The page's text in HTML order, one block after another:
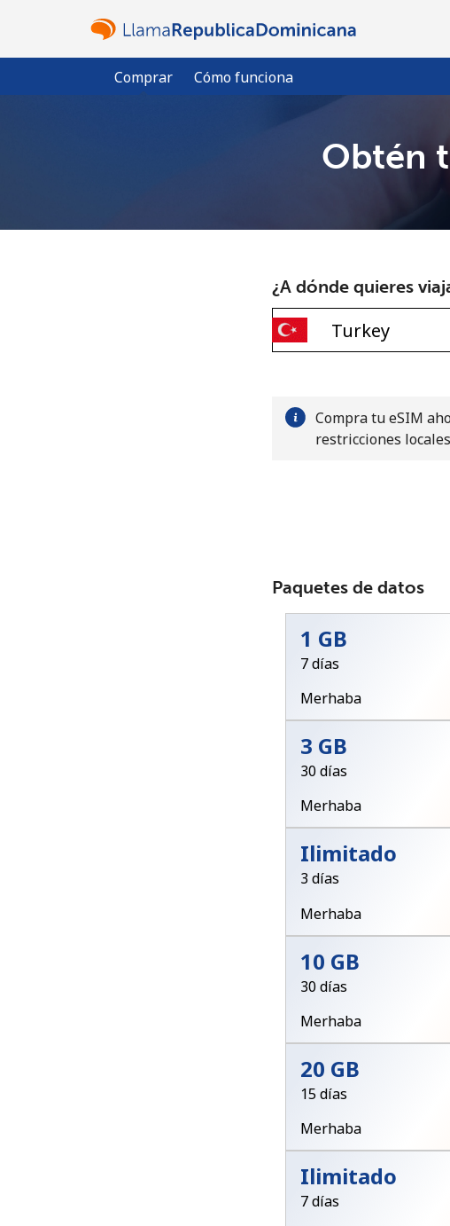
Comprar Cómo funciona
Obtén
¿A dónde quieres
Compra tu eSIM
restricciones
Paquetes de datos
1 GB
7 días
Merhaba
3 GB
30 días
Merhaba
Ilimitado
3 días
Merhaba
10 GB
30 días
Merhaba
20 GB
15 días
Merhaba
Ilimitado
7 días